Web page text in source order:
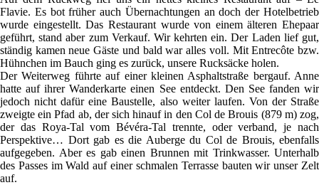
Flavie. Es bot früher auch Übernachtungen an doch der Hotelbetrieb
wurde eingestellt. Das Restaurant wurde von einem älteren Ehepaar
geführt, stand aber zum Verkauf. Wir kehrten ein. Der Laden lief gut,
ständig kamen neue Gäste und bald war alles voll. Mit Entrecôte bzw.
Hühnchen im Bauch ging es zurück, unsere Rucksäcke holen.
Der Weiterweg führte auf einer kleinen Asphaltstraße bergauf. Anne
hatte auf ihrer Wanderkarte einen See entdeckt. Den See fanden wir
jedoch nicht dafür eine Baustelle, also weiter laufen. Von der Straße
zweigte ein Pfad ab, der sich hinauf in den Col de Brouis (879 m) zog,
der das Roya-Tal vom Bévéra-Tal trennte, oder verband, je nach
Perspektive… Dort gab es die Auberge du Col de Brouis, ebenfalls
aufgegeben. Aber es gab einen Brunnen mit Trinkwasser. Unterhalb
des Passes im Wald auf einer schmalen Terrasse bauten wir unser Zelt
auf.